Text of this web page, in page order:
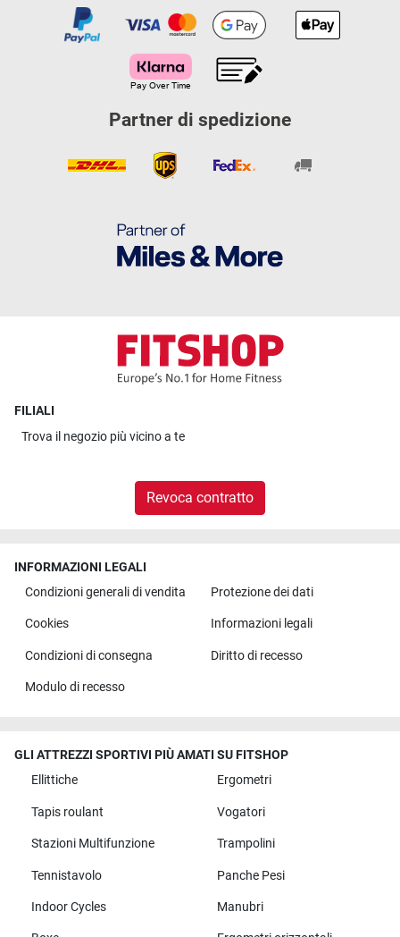
Partner di spedizione
FILIALI
Trova il negozio più vicino a te
Revoca contratto
INFORMAZIONI LEGALI
Condizioni generali di vendita
Protezione dei dati
Cookies Informazioni legali
Condizioni di consegna Diritto di recesso
Modulo di recesso
GLI ATTREZZI SPORTIVI PIÙ AMATI SU FITSHOP
Ellittiche
Ergometri
Tapis roulant Vogatori
Stazioni Multifunzione Trampolini
Tennistavolo Panche Pesi
Indoor Cycles Manubri